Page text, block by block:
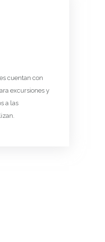
cuentan con
excursiones y
a las